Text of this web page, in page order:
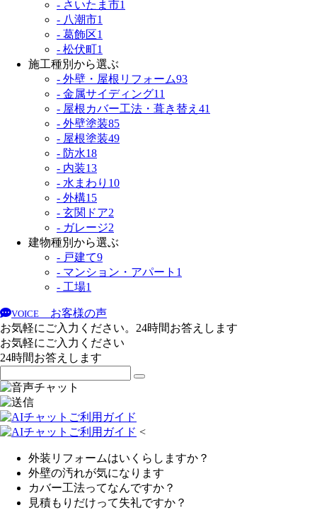
- さいたま市1
- 八潮市1
- 葛飾区1
- 松伏町1
施工種別から選ぶ
- 外壁・屋根リフォーム93
- 金属サイディング11
- 屋根カバー工法・葺き替え 41
- 外壁塗装85
- 屋根塗装49
- 防水18
- 内装13
- 水まわり 10
- 外構15
- 玄関ドア2
- ガレージ2
建物種別から選ぶ
- 戸建て9
- マンション・アパート 1
- 工場1
VOICE
お客様の声
お気軽にご入力ください。24時間お答えします
お気軽にご入力ください
24時間お答えします
<
外装リフォームはいくらしますか？
外壁の汚れが気になります
カバー工法ってなんですか？
見積もりだけって失礼ですか？